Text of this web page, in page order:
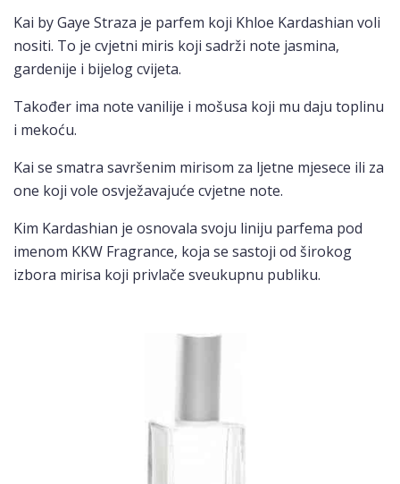
Kai by Gaye Straza je parfem koji Khloe Kardashian voli
nositi. To je cvjetni miris koji sadrži note jasmina,
gardenije i bijelog cvijeta.
Također ima note vanilije i mošusa koji mu daju toplinu
i mekoću.
Kai se smatra savršenim mirisom za ljetne mjesece ili za
one koji vole osvježavajuće cvjetne note.
Kim Kardashian je osnovala svoju liniju parfema pod
imenom KKW Fragrance, koja se sastoji od širokog
izbora mirisa koji privlače sveukupnu publiku.